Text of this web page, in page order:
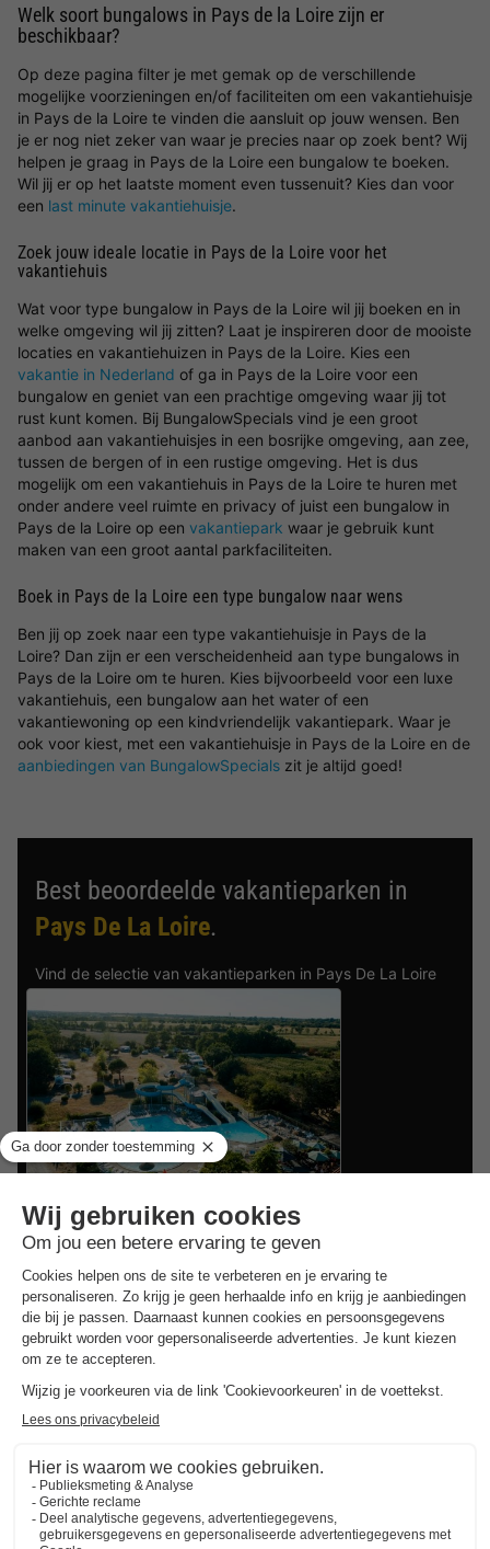
Welk soort bungalows in Pays de la Loire zijn er
beschikbaar?
Op deze pagina filter je met gemak op de verschillende
mogelijke voorzieningen en/of faciliteiten om een vakantiehuisje
in Pays de la Loire te vinden die aansluit op jouw wensen. Ben
je er nog niet zeker van waar je precies naar op zoek bent? Wij
helpen je graag in Pays de la Loire een bungalow te boeken.
Wil jij er op het laatste moment even tussenuit? Kies dan voor
een last minute vakantiehuisje.
Zoek jouw ideale locatie in Pays de la Loire voor het
vakantiehuis
Wat voor type bungalow in Pays de la Loire wil jij boeken en in
welke omgeving wil jij zitten? Laat je inspireren door de mooiste
locaties en vakantiehuizen in Pays de la Loire. Kies een
vakantie in Nederland of ga in Pays de la Loire voor een
bungalow en geniet van een prachtige omgeving waar jij tot
rust kunt komen. Bij BungalowSpecials vind je een groot
aanbod aan vakantiehuisjes in een bosrijke omgeving, aan zee,
tussen de bergen of in een rustige omgeving. Het is dus
mogelijk om een vakantiehuis in Pays de la Loire te huren met
onder andere veel ruimte en privacy of juist een bungalow in
Pays de la Loire op een vakantiepark waar je gebruik kunt
maken van een groot aantal parkfaciliteiten.
Boek in Pays de la Loire een type bungalow naar wens
Ben jij op zoek naar een type vakantiehuisje in Pays de la
Loire? Dan zijn er een verscheidenheid aan type bungalows in
Pays de la Loire om te huren. Kies bijvoorbeeld voor een luxe
vakantiehuis, een bungalow aan het water of een
vakantiewoning op een kindvriendelijk vakantiepark. Waar je
ook voor kiest, met een vakantiehuisje in Pays de la Loire en de
aanbiedingen van BungalowSpecials zit je altijd goed!
Best beoordeelde vakantieparken in
Pays De La Loire.
Vind de selectie van vakantieparken in Pays De La Loire
Camping RCN La Ferme du Latois ★★★★
Pays De La Loire ,Coex
Zeer goed
Bungalowtent 4
personen
Van 9 tot 11 sep, 2
Aanbevolen prijs:€ 170